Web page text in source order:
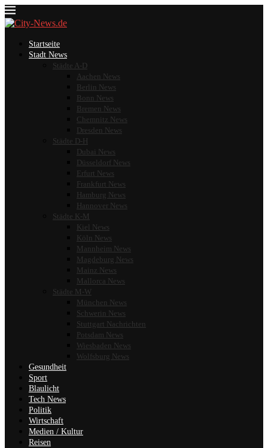
Startseite
Stadt News
Städte A-D
Aachen News
Berlin News
Bonn News
Bremen News
Chemnitz News
Dresden News
Städte D-H
Dubai News
Düsseldorf News
Erfurt News
Frankfurt News
Hamburg News
Hannover News
Städte K-M
Kiel News
Köln News
Mannheim News
Magdeburg News
Mainz News
Mallorca News
Städte M-W
München News
Schwerin News
Stuttgart Nachrichten
Potsdam News
Wiesbaden News
Wolfsburg News
Gesundheit
Sport
Blaulicht
Tech News
Politik
Wirtschaft
Medien / Kultur
Reisen